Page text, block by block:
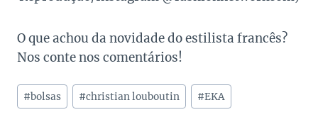
O que achou da novidade do estilista francês?
Nos conte nos comentários!
Tags
do
#bolsas #christian louboutin #EKA